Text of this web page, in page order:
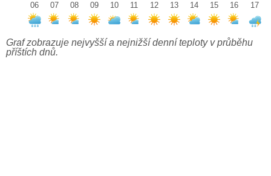
06
07
08
09
10
11
12
13
14
15
16
17
Graf zobrazuje nejvyšší a nejnižší denní teploty v průběhu
příštích dnů.